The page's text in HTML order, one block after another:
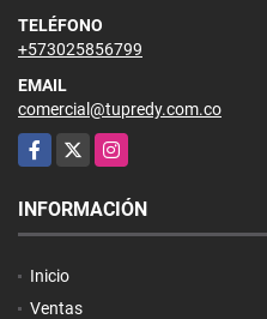
TELÉFONO
+573025856799
EMAIL
comercial@tupredy.com.co
Facebook
X Instagram
INFORMACIÓN
Inicio
Ventas